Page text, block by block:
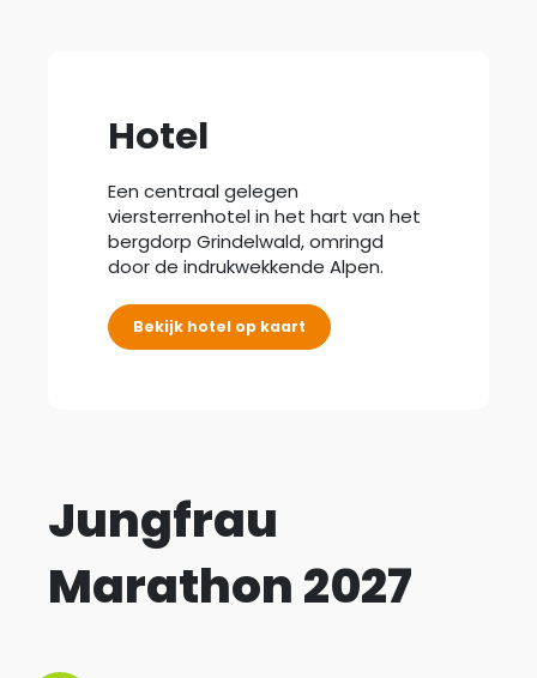
Hotel
Een centraal gelegen
viersterrenhotel in het hart van het
bergdorp Grindelwald, omringd
door de indrukwekkende Alpen.
Bekijk hotel op kaart
Jungfrau
Marathon 2027